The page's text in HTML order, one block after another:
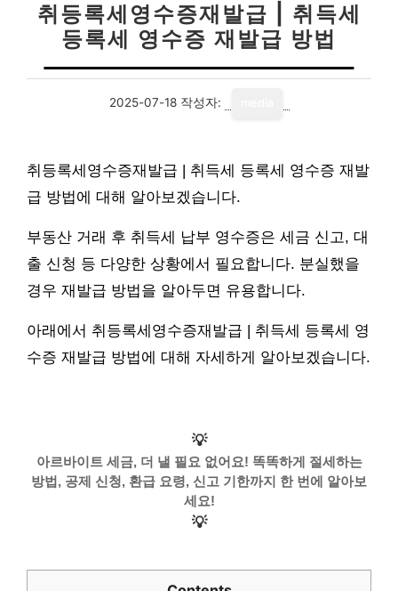
취등록세영수증재발급 | 취득세
등록세 영수증 재발급 방법
2025-07-18 작성자:
취등록세영수증재발급 | 취득세 등록세 영수증 재발
급 방법에 대해 알아보겠습니다.
부동산 거래 후 취득세 납부 영수증은 세금 신고, 대
출 신청 등 다양한 상황에서 필요합니다. 분실했을
경우 재발급 방법을 알아두면 유용합니다.
아래에서 취등록세영수증재발급 | 취득세 등록세 영
수증 재발급 방법에 대해 자세하게 알아보겠습니다.
💡
아르바이트 세금, 더 낼 필요 없어요! 똑똑하게 절세하는
방법, 공제 신청, 환급 요령, 신고 기한까지 한 번에 알아보
세요!
💡